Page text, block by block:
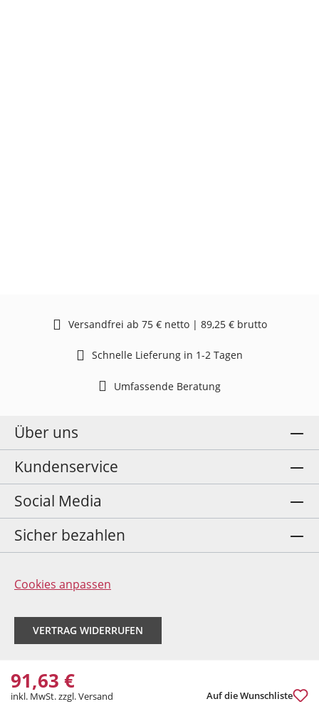
91,63 €
inkl. MwSt. zzgl. Versand Auf die Wunschliste
Versandfrei ab 75 € netto | 89,25 € brutto
Schnelle Lieferung in 1-2 Tagen
Umfassende Beratung
Über uns
Kundenservice
Social Media
Sicher bezahlen
Cookies anpassen
VERTRAG WIDERRUFEN